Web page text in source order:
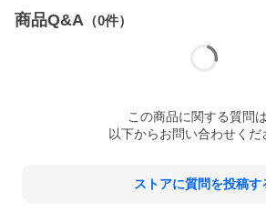
▲Check!▲
商品Q&A （0件）
この商品に関する質問は
以下からお問い合わせくだ
ストアに質問を投稿す